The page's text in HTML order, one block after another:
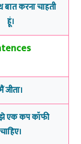
करना चाहती
हूं।
जीता।
एक कप कॉफी
चाहिए।